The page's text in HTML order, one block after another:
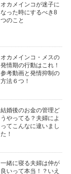
オカメインコが迷子に
なった時にするべき8
つのこと
オカメインコ・メスの
発情期の行動はこれ！
参考動画と発情抑制の
方法６つ！
結婚後のお金の管理ど
うやってる？夫婦によ
ってこんなに違いまし
た！
一緒に寝る夫婦は仲が
良いって本当！？いえ